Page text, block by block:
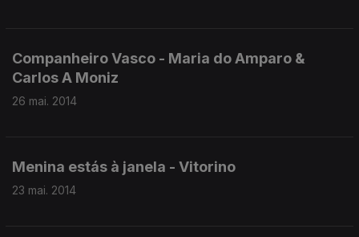
Companheiro Vasco - Maria do Amparo &
Carlos A Moniz
26 mai. 2014
Menina estás à janela - Vitorino
23 mai. 2014